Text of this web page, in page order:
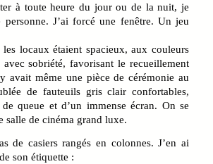
à toute heure du jour ou de la nuit, je
personne. J’ai forcé une fenêtre. Un jeu
les locaux étaient spacieux, aux couleurs
avec sobriété, favorisant le recueillement
avait même une pièce de cérémonie au
de fauteuils gris clair confortables,
queue et d’un immense écran. On se
salle de cinéma grand luxe.
de casiers rangés en colonnes. J’en ai
son étiquette :